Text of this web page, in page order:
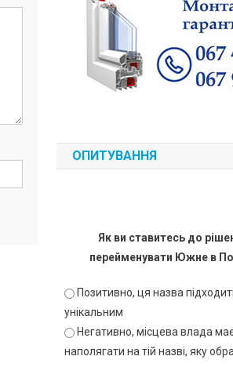
ОПИТУВАННЯ
Як ви ставитесь до
перейменувати Южне в
Позитивно, ця назва
унікальним
Негативно, місцева влада
наполягати на тій назві, яку